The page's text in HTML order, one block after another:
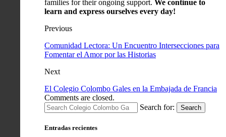
families for their ongoing support. We continue to
learn and express ourselves every day!
Previous
Comunidad Lectora: Un Encuentro Intersecciones para
Fomentar el Amor por las Historias
Next
El Colegio Colombo Gales en la Embajada de Francia
Comments are closed.
Search for:
Search
Entradas recientes